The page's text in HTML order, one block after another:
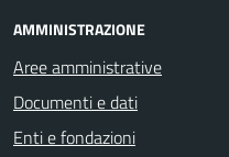
AMMINISTRAZIONE
Aree amministrative
Documenti e dati
Enti e fondazioni